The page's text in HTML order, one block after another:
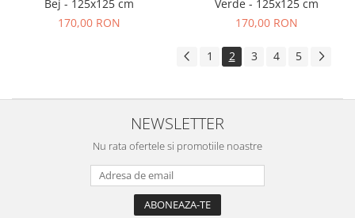
Bej - 125x125 cm
170,00 RON
Verde - 125x125 cm
170,00 RON
1 2 3 4 5
NEWSLETTER
Nu rata ofertele si promotiile noastre